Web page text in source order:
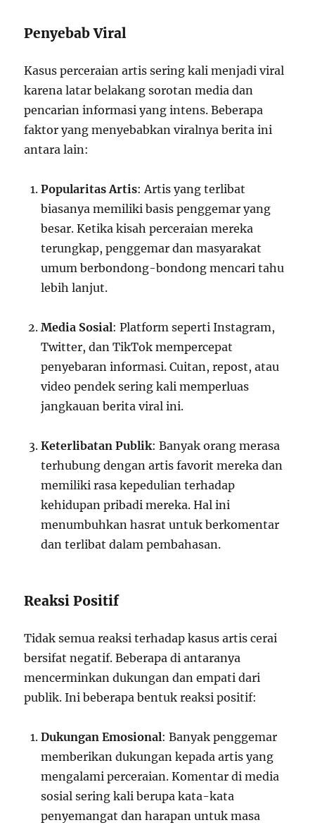
Penyebab Viral
Kasus perceraian artis sering kali menjadi viral
karena latar belakang sorotan media dan
pencarian informasi yang intens. Beberapa
faktor yang menyebabkan viralnya berita ini
antara lain:
Popularitas Artis: Artis yang terlibat
biasanya memiliki basis penggemar yang
besar. Ketika kisah perceraian mereka
terungkap, penggemar dan masyarakat
umum berbondong-bondong mencari tahu
lebih lanjut.
Media Sosial: Platform seperti Instagram,
Twitter, dan TikTok mempercepat
penyebaran informasi. Cuitan, repost, atau
video pendek sering kali memperluas
jangkauan berita viral ini.
Keterlibatan Publik: Banyak orang merasa
terhubung dengan artis favorit mereka dan
memiliki rasa kepedulian terhadap
kehidupan pribadi mereka. Hal ini
menumbuhkan hasrat untuk berkomentar
dan terlibat dalam pembahasan.
Reaksi Positif
Tidak semua reaksi terhadap kasus artis cerai
bersifat negatif. Beberapa di antaranya
mencerminkan dukungan dan empati dari
publik. Ini beberapa bentuk reaksi positif:
Dukungan Emosional: Banyak penggemar
memberikan dukungan kepada artis yang
mengalami perceraian. Komentar di media
sosial sering kali berupa kata-kata
penyemangat dan harapan untuk masa